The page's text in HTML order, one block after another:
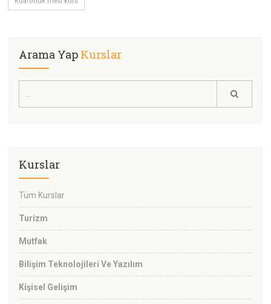
Arama Yap Kurslar
Kurslar
Tüm Kurslar
Turizm
Mutfak
Bilişim Teknolojileri Ve Yazılım
Kişisel Gelişim